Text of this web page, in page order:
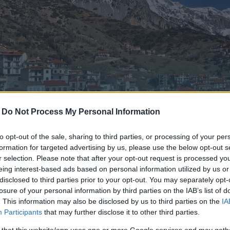
Do Not Process My Personal Information
opt-out of the sale, sharing to third parties, or processing of your
for targeted advertising by us, please use the below opt-out
selection. Please note that after your opt-out request is processed
interest-based ads based on personal information utilized by us
to third parties prior to your opt-out. You may separately
of your personal information by third parties on the IAB’s list of
This information may also be disclosed by us to third parties on the
Participants that may further disclose it to other third parties.
Χτισμένη αμφιθεατρικά, απλώνεται
παραδοσιακό χαρακτήρα της, το κοσμοπολίτικο
την κατατάσσουν δικαίως στην κορυφή του